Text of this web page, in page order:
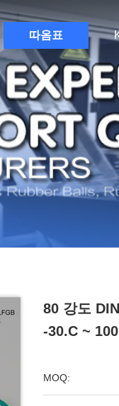
따옴표
80 강도
-30.C ~
MOQ: